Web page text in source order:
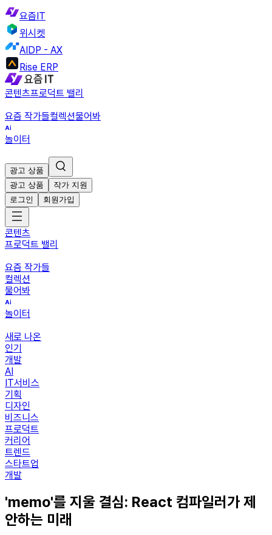
요즘IT
위시켓
AIDP - AX
Rise ERP
콘텐츠프로덕트 밸리
요즘 작가들컬렉션물어봐
놀이터
광고 상품
광고 상품
작가 지원
로그인
회원가입
콘텐츠
프로덕트 밸리
요즘 작가들
컬렉션
물어봐
놀이터
새로 나온
인기
개발
AI
IT서비스
기획
디자인
비즈니스
프로덕트
커리어
트렌드
스타트업
개발
'memo'를 지울 결심: React 컴파일러가 제
안하는 미래